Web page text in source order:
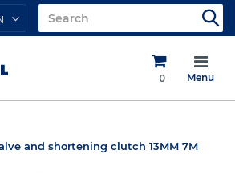
0 Menu
and shortening clutch 13MM 7M